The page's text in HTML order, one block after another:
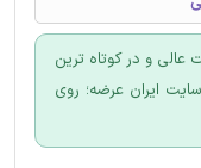
عالی و در کوتاه ترین
ایران عرضه؛ روی